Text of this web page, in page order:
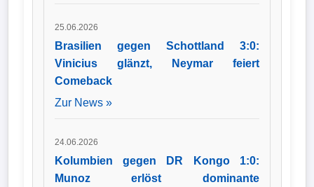
25.06.2026
Brasilien gegen Schottland 3:0:
Vinicius glänzt, Neymar feiert
Comeback
Zur News »
24.06.2026
Kolumbien gegen DR Kongo 1:0:
Munoz erlöst dominante